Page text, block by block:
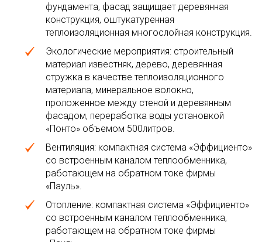
фундамента, фасад защищает деревянная
конструкция, оштукатуренная
теплоизоляционная многослойная конструкция.
Экологические мероприятия: строительный
материал известняк, дерево, деревянная
стружка в качестве теплоизоляционного
материала, минеральное волокно,
проложенное между стеной и деревянным
фасадом, переработка воды установкой
«Понто» объемом 500литров.
Вентиляция: компактная система «Эффициенто»
со встроенным каналом теплообменника,
работающем на обратном токе фирмы
«Пауль».
Отопление: компактная система «Эффициенто»
со встроенным каналом теплообменника,
работающем на обратном токе фирмы